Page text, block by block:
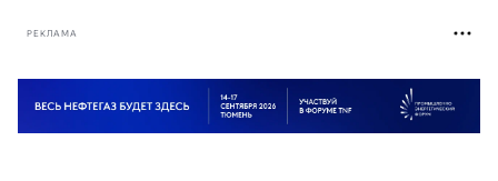
РЕКЛАМА